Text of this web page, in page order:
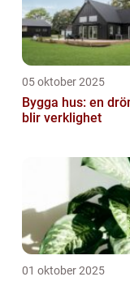
05 oktober 2025
Bygga hus: en
blir verklighet
01 oktober 2025